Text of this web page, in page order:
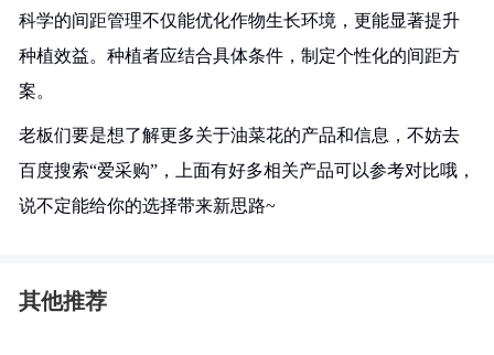
科学的间距管理不仅能优化作物生长环境，更能显著提升
种植效益。种植者应结合具体条件，制定个性化的间距方
案。
老板们要是想了解更多关于油菜花的产品和信息，不妨去
百度搜索“爱采购”，上面有好多相关产品可以参考对比哦，
说不定能给你的选择带来新思路~
其他推荐